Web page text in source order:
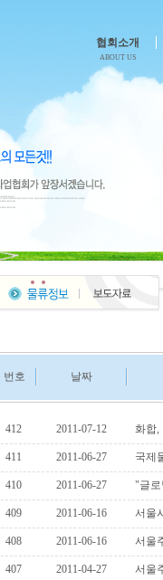
협회소개
ABOUT US
번호 날짜
412 2011-07-12 화합,
411 2011-06-27 국제
410 2011-06-27 "글로
409 2011-06-16 서울
408 2011-06-16 서울
407 2011-04-27 서울